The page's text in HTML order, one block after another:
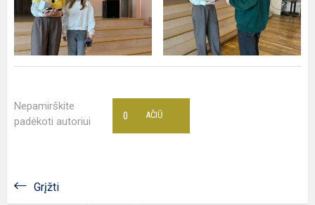
Nepamirškite
padėkoti autoriui
AČIŪ
0
Grįžti